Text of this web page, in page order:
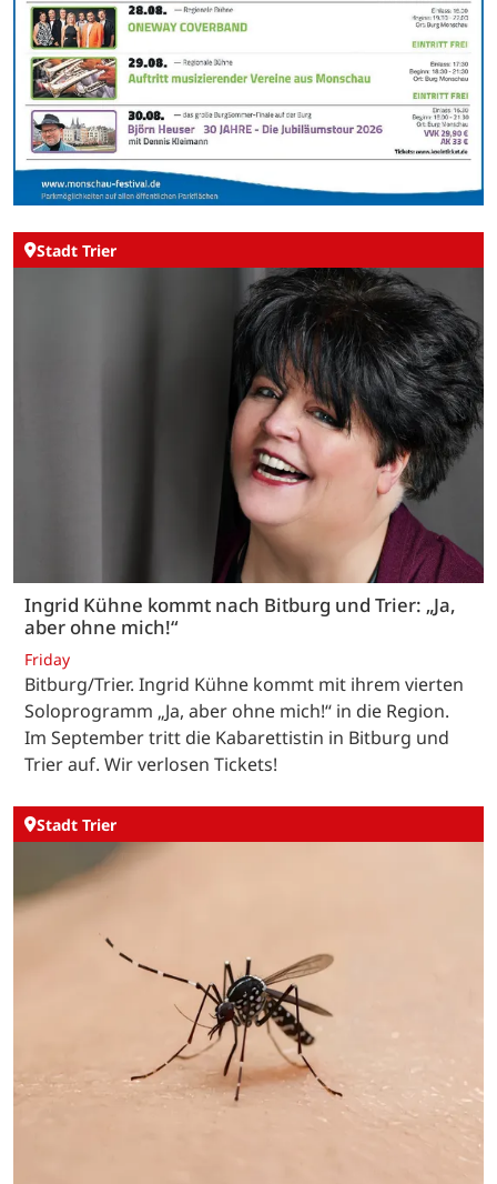
Stadt Trier
Ingrid Kühne kommt nach Bitburg und Trier: „Ja,
aber ohne mich!“
Friday
Bitburg/Trier. Ingrid Kühne kommt mit ihrem vierten
Soloprogramm „Ja, aber ohne mich!“ in die Region.
Im September tritt die Kabarettistin in Bitburg und
Trier auf. Wir verlosen Tickets!
Stadt Trier